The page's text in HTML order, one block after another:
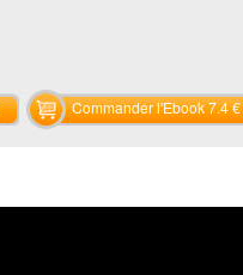
Commander l'Ebook 7.4 €